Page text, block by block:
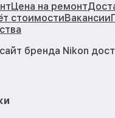
Цена на ремонт
стоимостиВакансии
бренда Nikon